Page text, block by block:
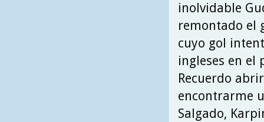
inolvidable
remontado el
cuyo gol
ingleses en el
Recuerdo
encontrarme
Salgado,